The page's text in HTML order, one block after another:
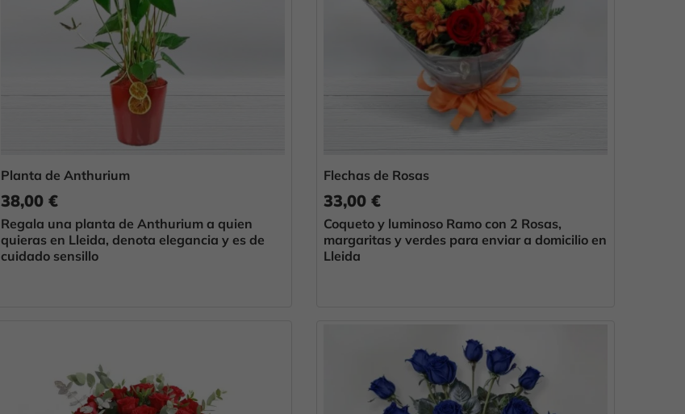
Planta de Anthurium
38,00 €
Regala una planta de Anthurium a quien
quieras en Lleida, denota elegancia y es de
cuidado sensillo
Flechas de Rosas
33,00 €
Coqueto y luminoso Ramo con 2 Rosas,
margaritas y verdes para enviar a domicilio en
Lleida